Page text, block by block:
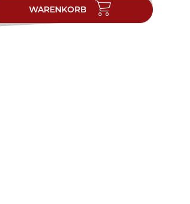
WARENKORB